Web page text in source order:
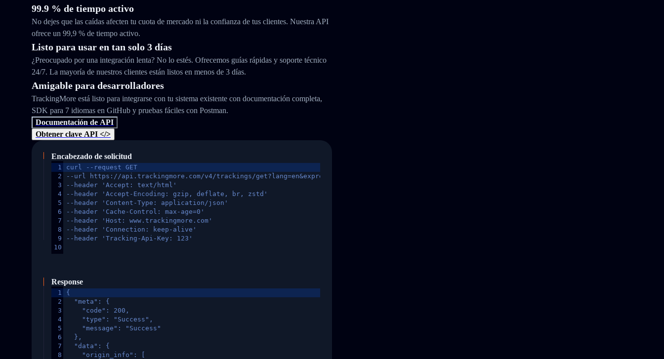
99.9 % de tiempo activo
No dejes que las caídas afecten tu cuota de mercado ni la confianza de tus clientes. Nuestra API
ofrece un 99,9 % de tiempo activo.
Listo para usar en tan solo 3 días
¿Preocupado por una integración lenta? No lo estés. Ofrecemos guías rápidas y soporte técnico
24/7. La mayoría de nuestros clientes están listos en menos de 3 días.
Amigable para desarrolladores
TrackingMore está listo para integrarse con tu sistema existente con documentación completa,
SDK para 7 idiomas en GitHub y pruebas fáciles con Postman.
Documentación de API
Obtener clave API </>
Encabezado de solicitud
1
2
3
4
5
6
7
8
9
10
curl --request GET
--url https://api.trackingmore.com/v4/trackings/get?lang=en&express=ups&tracknumber=1939155131
--header 'Accept: text/html'
--header 'Accept-Encoding: gzip, deflate, br, zstd'
--header 'Content-Type: application/json'
--header 'Cache-Control: max-age=0'
--header 'Host: www.trackingmore.com'
--header 'Connection: keep-alive'
--header 'Tracking-Api-Key: 123'
Response
1
2
3
4
5
6
7
8
{
  "meta": {
    "code": 200,
    "type": "Success",
    "message": "Success"
  },
  "data": {
    "origin_info": [